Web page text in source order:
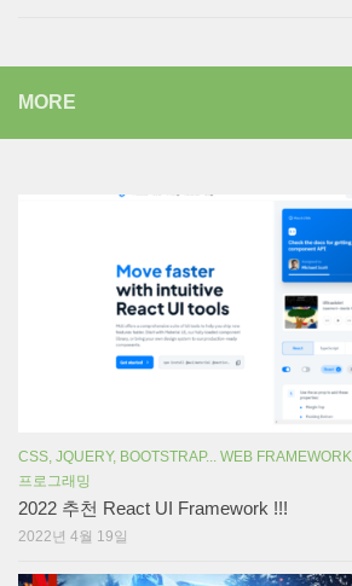
MORE
CSS, JQUERY, BOOTSTRAP... WEB
프로그래밍
2022 추천 React UI Framework !!!
2022년 4월 19일